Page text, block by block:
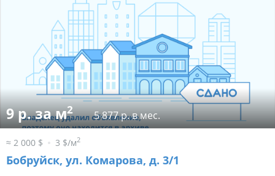
9 р. за м2 5 877 р. в мес.
≈ 2 000 $ 3 $/м2
Бобруйск, ул. Комарова, д. 3/1